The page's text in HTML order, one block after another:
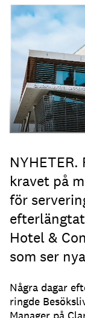
Tobias Lillrud
kravet på
för
Hotel &
som ser
Några dagar
ringde
Manager på